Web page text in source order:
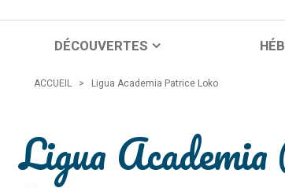
DÉCOUVERTES
ACCUEIL > Ligua Academia Patrice Loko
Ligua